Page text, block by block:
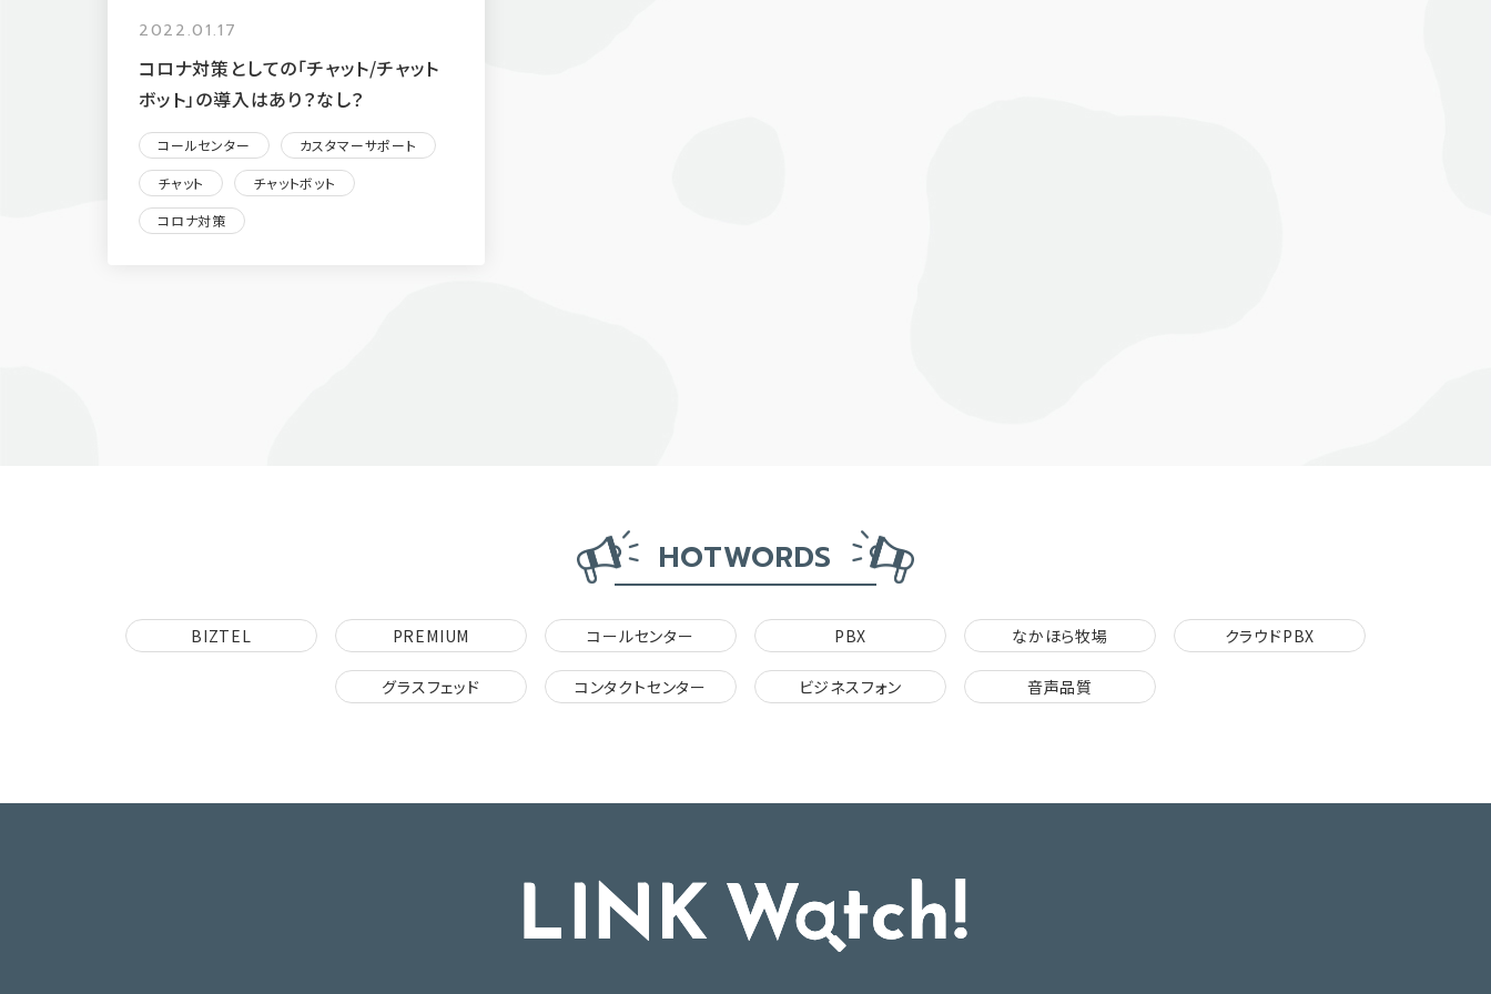
2022.01.17
コロナ対策としての「チャット/チャット
ボット」の導入はあり？なし？
コールセンター
カスタマーサポート
チャット
チャットボット
コロナ対策
HOTWORDS
BIZTEL PREMIUM コールセンター PBX なかほら牧場 クラウドPBX
グラスフェッド コンタクトセンター ビジネスフォン 音声品質